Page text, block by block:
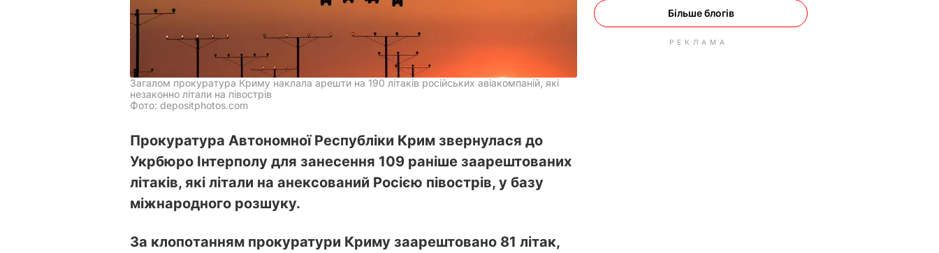
Загалом прокуратура Криму наклала арешти на 190 літаків російських авіакомпаній, які
незаконно літали на півострів
Фото: depositphotos.com
Прокуратура Автономної Республіки Крим звернулася до
Укрбюро Інтерполу для занесення 109 раніше заарештованих
літаків, які літали на анексований Росією півострів, у базу
міжнародного розшуку.
За клопотанням прокуратури Криму заарештовано 81 літак,
Більше блогів
РЕКЛАМА